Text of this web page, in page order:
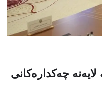
چەکدارەکانی